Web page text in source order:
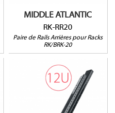
MIDDLE ATLANTIC
RK-RR20
Paire de Rails Arrières pour Racks
RK/BRK-20
RK-RR14